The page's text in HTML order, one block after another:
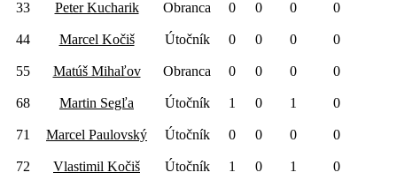
33 Peter Kucharik Obranca 0 0 0 0
44 Marcel Kočiš Útočník 0 0 0 0
55 Matúš Mihaľov Obranca 0 0 0 0
68 Martin Segľa Útočník 1 0 1 0
71 Marcel Paulovský Útočník 0 0 0 0
72 Vlastimil Kočiš Útočník 1 0 1 0